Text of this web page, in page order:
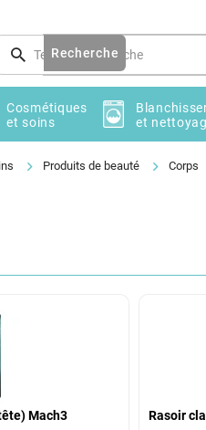
Recherche
Cosmétiques
et soins
et
Produits de beauté Corps
Mach3 Rasoir